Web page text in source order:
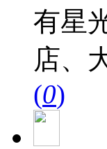
有星
店、
(0)